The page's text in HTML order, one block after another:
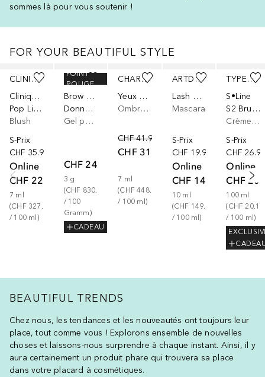
sommes là pour vous soutenir !
FOR YOUR BEAUTIFUL STYLE
CLINIQUE
Clinique Pop
Pop Lip & Cheek Oil
Blush
S-Prix
CHF 35.99
Online
CHF 22.90
7 ml
(CHF 327.14
/ 100 ml )
BENEFIT
Brow Collection
Donne-moi les sourcils
Gel pour les sourcils
CHF 24.90
3 g
(CHF 830.00
/ 100
Gramm)
CADEAU
POINT
ROUGE
CHARLOTTE TILBURY
Yeux à hypnotiser
Ombre à paupières
CHF 41.90
CHF 31.42
7 ml
(CHF 448.86
/ 100 ml )
ARTDECO
Lash Hero Tubing
Mascara
S-Prix
CHF 19.90
Online
CHF 14.92
10 ml
(CHF 149.20
/ 100 ml)
TYPEBEA
S•Line
S2 Brume de texture sel de mer
Crème cheveux
S-Prix
CHF
Online
CHF
100 ml
(CHF 20.17
/ 100 ml )
BEAUTIFUL TRENDS
Chez nous, les tendances et les nouveautés ont toujours leur
place, tout comme vous ! Explorons ensemble de nouvelles
choses et laissons-nous surprendre à chaque instant. Ainsi, il y
aura certainement un produit phare qui trouvera sa place
dans votre placard à cosmétiques.